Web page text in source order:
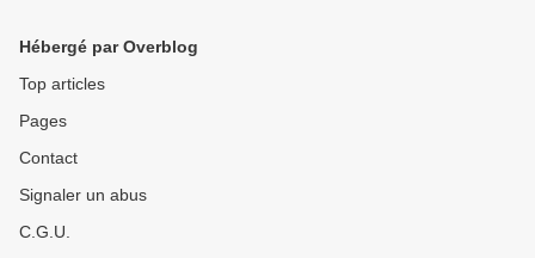
Hébergé par Overblog
Top articles
Pages
Contact
Signaler un abus
C.G.U.